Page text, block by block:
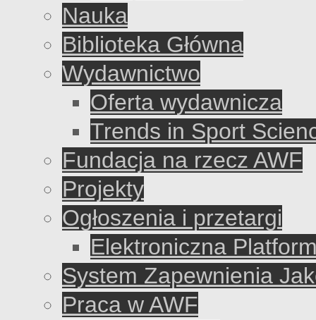
Nauka
Biblioteka Główna
Wydawnictwo
Oferta wydawnicza
Trends in Sport
Fundacja na rzecz AWF
Projekty
Ogłoszenia i przetargi
Elektroniczna
System Zapewnienia
Praca w AWF